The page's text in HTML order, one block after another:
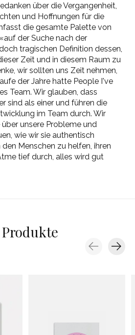
über die Vergangenheit,
und Hoffnungen für die
die gesamte Palette von
der Suche nach der
tragischen Definition dessen,
Zeit und in diesem Raum zu
wir sollten uns Zeit nehmen,
der Jahre hatte People I've
Team. Wir glauben, dass
sind als einer und führen die
im Team durch. Wir
unsere Probleme und
wie wir sie authentisch
Menschen zu helfen, ihren
tief durch, alles wird gut